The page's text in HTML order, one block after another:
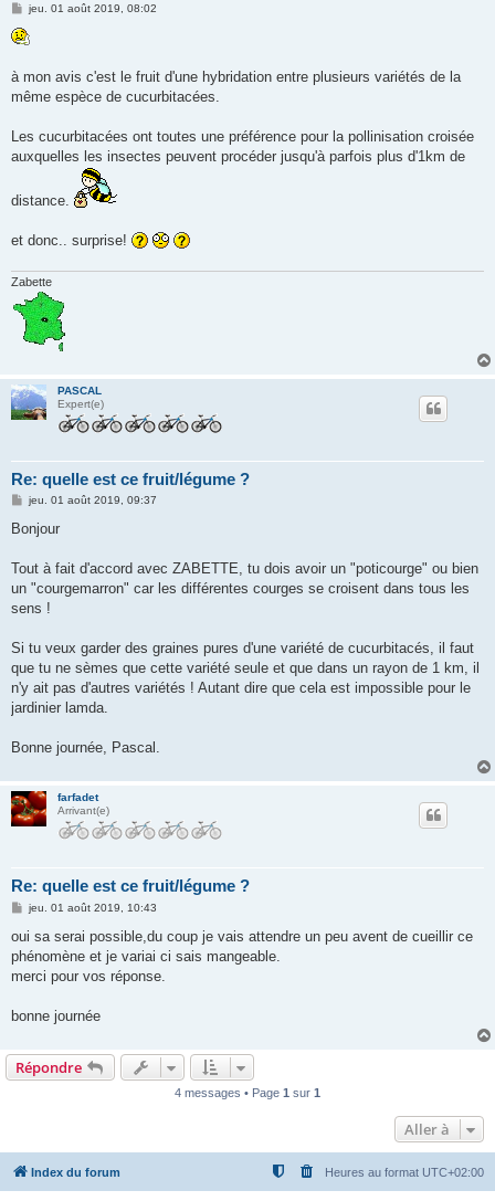
M
s
s
g
jeu. 01 août 2019, 08:02
à mon avis c'est le fruit d'une hybridation entre plusieurs variétés de la
même espèce de cucurbitacées.
Les cucurbitacées ont toutes une préférence pour la pollinisation croisée
auxquelles les insectes peuvent procéder jusqu'à parfois plus d'1km de
distance.
et donc.. surprise!
Zabette
PASCAL
Expert(e)
Re: quelle est ce fruit/légume ?
M
s
g
jeu. 01 août 2019, 09:37
Bonjour
Tout à fait d'accord avec ZABETTE, tu dois avoir un "poticourge" ou bien
un "courgemarron" car les différentes courges se croisent dans tous les
sens !
Si tu veux garder des graines pures d'une variété de cucurbitacés, il faut
que tu ne sèmes que cette variété seule et que dans un rayon de 1 km, il
n'y ait pas d'autres variétés ! Autant dire que cela est impossible pour le
jardinier lamda.
Bonne journée, Pascal.
farfadet
Arrivant(e)
Re: quelle est ce fruit/légume ?
M
s
a
g
jeu. 01 août 2019, 10:43
oui sa serai possible,du coup je vais attendre un peu avent de cueillir ce
phénomène et je variai ci sais mangeable.
merci pour vos réponse.
bonne journée
Répondre
4 messages • Page 1 sur 1
Aller à
Index du forum Heures au format UTC+02:00